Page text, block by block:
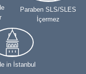
Paraben SLS/SLES
İçermez
in İstanbul